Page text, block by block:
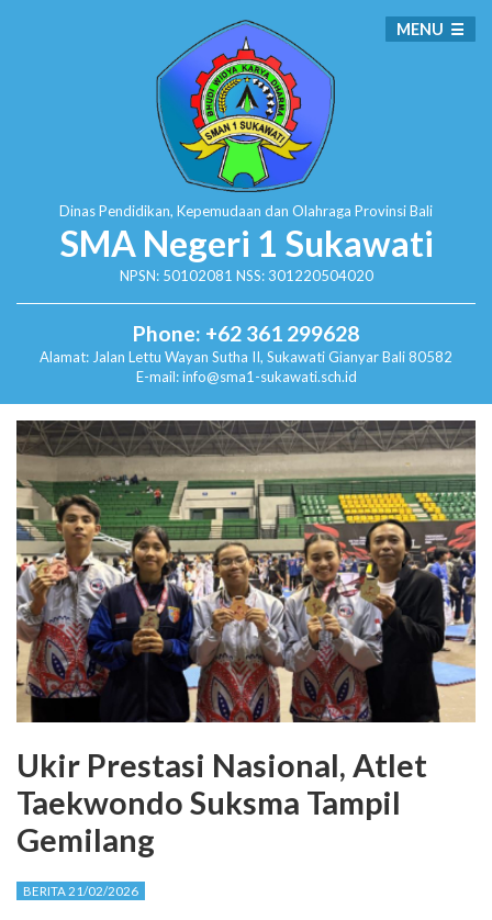
Dinas Pendidikan, Kepemudaan dan Olahraga Provinsi Bali
SMA Negeri 1 Sukawati
NPSN: 50102081 NSS: 301220504020
Phone: +62 361 299628
Alamat: Jalan Lettu Wayan Sutha II, SukawatiGianyar Bali 80582
E-mail: info@sma1-sukawati.sch.id
MENU
Ukir Prestasi Nasional, Atlet
Taekwondo Suksma Tampil
Gemilang
BERITA 21/02/2026